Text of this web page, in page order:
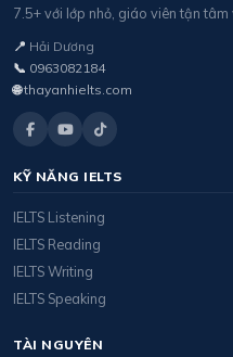
7.5+ với lớp nhỏ, giáo viên tận
📍 Hải Dương
📞 0963082184
🌐 thayanhielts.com
KỸ NĂNG IELTS
IELTS Listening
IELTS Reading
IELTS Writing
IELTS Speaking
TÀI NGUYÊN